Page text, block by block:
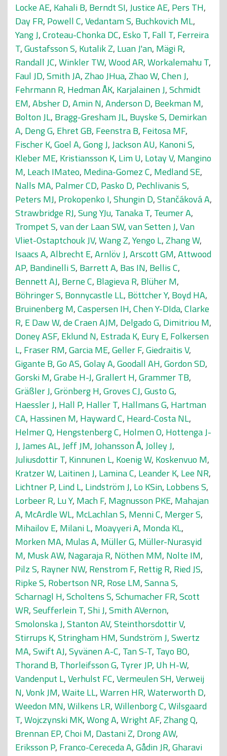
Locke AE, Kahali B, Berndt SI,Justice AE, Pers TH,
Day FR, Powell C,Vedantam S, Buchkovich ML,
Yang J,Croteau-Chonka DC, Esko T, Fall T, Ferreira
T,Gustafsson S, Kutalik Z, Luan J'an, Mägi R,
Randall JC,Winkler TW,Wood AR,Workalemahu T,
Faul JD,Smith JA,Zhao JHua,Zhao W,Chen J,
Fehrmann R, Hedman ÅK, Karjalainen J,Schmidt
EM,Absher D,Amin N,Anderson D, Beekman M,
Bolton JL, Bragg-Gresham JL, Buyske S, Demirkan
A, Deng G, Ehret GB, Feenstra B, Feitosa MF,
Fischer K,Goel A,Gong J,Jackson AU, Kanoni S,
Kleber ME, Kristiansson K, Lim U, Lotay V, Mangino
M, Leach IMateo, Medina-Gomez C, Medland SE,
Nalls MA, Palmer CD, Pasko D, Pechlivanis S,
Peters MJ, Prokopenko I,Shungin D,Stančáková A,
Strawbridge RJ,Sung YJu, Tanaka T, Teumer A,
Trompet S,van der Laan SW,van Setten J,Van
Vliet-Ostaptchouk JV,Wang Z,Yengo L,Zhang W,
Isaacs A,Albrecht E,Arnlöv J,Arscott GM,Attwood
AP, Bandinelli S, Barrett A, Bas IN, Bellis C,
Bennett AJ, Berne C, Blagieva R, Blüher M,
Böhringer S, Bonnycastle LL, Böttcher Y, Boyd HA,
Bruinenberg M,Caspersen IH,Chen Y-DIda,Clarke
R, E Daw W,de Craen AJM, Delgado G, Dimitriou M,
Doney ASF, Eklund N, Estrada K, Eury E, Folkersen
L, Fraser RM,Garcia ME,Geller F,Giedraitis V,
Gigante B,Go AS,Golay A,Goodall AH,Gordon SD,
Gorski M,Grabe H-J,Grallert H,Grammer TB,
Gräßler J,Grönberg H,Groves CJ,Gusto G,
Haessler J, Hall P, Haller T, Hallmans G, Hartman
CA, Hassinen M, Hayward C, Heard-Costa NL,
Helmer Q, Hengstenberg C, Holmen O, Hottenga J-
J,James AL,Jeff JM,Johansson Å,Jolley J,
Juliusdottir T, Kinnunen L, Koenig W, Koskenvuo M,
Kratzer W, Laitinen J, Lamina C, Leander K, Lee NR,
Lichtner P, Lind L, Lindström J, Lo KSin, Lobbens S,
Lorbeer R, Lu Y, Mach F, Magnusson PKE, Mahajan
A, McArdle WL, McLachlan S, Menni C, Merger S,
Mihailov E, Milani L, Moayyeri A, Monda KL,
Morken MA, Mulas A, Müller G, Müller-Nurasyid
M, Musk AW, Nagaraja R, Nöthen MM, Nolte IM,
Pilz S, Rayner NW, Renstrom F, Rettig R, Ried JS,
Ripke S, Robertson NR, Rose LM,Sanna S,
Scharnagl H,Scholtens S,Schumacher FR,Scott
WR,Seufferlein T,Shi J,Smith AVernon,
Smolonska J,Stanton AV,Steinthorsdottir V,
Stirrups K,Stringham HM,Sundström J,Swertz
MA,Swift AJ,Syvänen A-C, Tan S-T, Tayo BO,
Thorand B, Thorleifsson G, Tyrer JP, Uh H-W,
Vandenput L,Verhulst FC,Vermeulen SH,Verweij
N,Vonk JM,Waite LL,Warren HR,Waterworth D,
Weedon MN,Wilkens LR,Willenborg C,Wilsgaard
T,Wojczynski MK,Wong A,Wright AF,Zhang Q,
Brennan EP,Choi M, Dastani Z, Drong AW,
Eriksson P, Franco-Cereceda A,Gådin JR,Gharavi